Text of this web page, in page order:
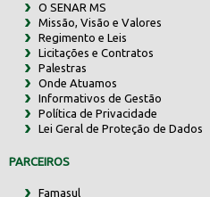
O SENAR MS
Missão, Visão e Valores
Regimento e Leis
Licitações e Contratos
Palestras
Onde Atuamos
Informativos de Gestão
Política de Privacidade
Lei Geral de Proteção de Dados
PARCEIROS
Famasul